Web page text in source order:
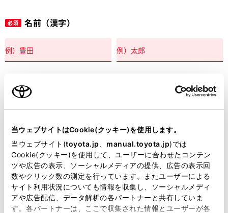
当ウェブサイトはCookie(クッキー)を使用します。
当ウェブサイト(toyota.jp manual.toyota.jp)では
Cookie(クッキー)を使用して、ユーザーに合わせたコンテン
ツや広告の表示、ソーシャルメディアの提供、広告の表示回
数やクリック数の測定を行っています。またユーザーによる
サイト利用状況についても情報を収集し、ソーシャルメディ
アや広告配信、データ解析の各パートナーと共有していま
す。各パートナーは、ここで収集された情報とユーザーが各
必須 名前（漢字）
必須 名前（カナ）
必須 郵便番号
住所自動入力